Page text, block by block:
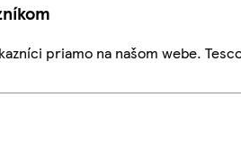
priamo na našom webe.